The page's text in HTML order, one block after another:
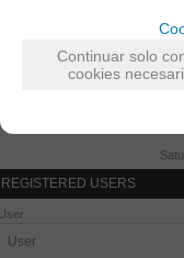
REGISTERED USERS
Continuar solo
cookies